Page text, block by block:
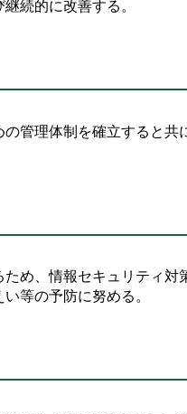
続的に改善する。
管理体制を確立すると
め、情報セキュリティ
等の予防に努める。